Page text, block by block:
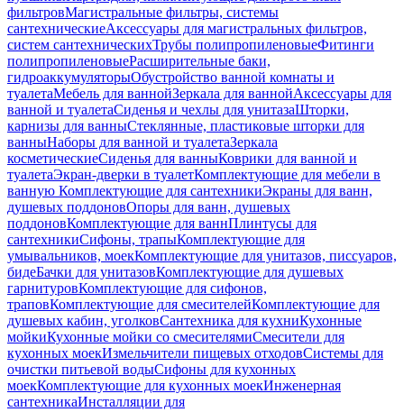
фильтровМагистральные фильтры, системы
сантехническиеАксессуары для магистральных фильтров,
систем сантехническихТрубы полипропиленовыеФитинги
полипропиленовыеРасширительные баки,
гидроаккумуляторыОбустройство ванной комнаты и
туалетаМебель для ваннойЗеркала для ваннойАксессуары для
ванной и туалетаСиденья и чехлы для унитазаШторки,
карнизы для ванныСтеклянные, пластиковые шторки для
ванныНаборы для ванной и туалетаЗеркала
косметическиеСиденья для ванныКоврики для ванной и
туалетаЭкран-дверки в туалетКомплектующие для мебели в
ванную Комплектующие для сантехникиЭкраны для ванн,
душевых поддоновОпоры для ванн, душевых
поддоновКомплектующие для ваннПлинтусы для
сантехникиСифоны, трапыКомплектующие для
умывальников, моекКомплектующие для унитазов, писсуаров,
бидеБачки для унитазовКомплектующие для душевых
гарнитуровКомплектующие для сифонов,
траповКомплектующие для смесителейКомплектующие для
душевых кабин, уголковСантехника для кухниКухонные
мойкиКухонные мойки со смесителямиСмесители для
кухонных моекИзмельчители пищевых отходовСистемы для
очистки питьевой водыСифоны для кухонных
моекКомплектующие для кухонных моекИнженерная
сантехникаИнсталляции для